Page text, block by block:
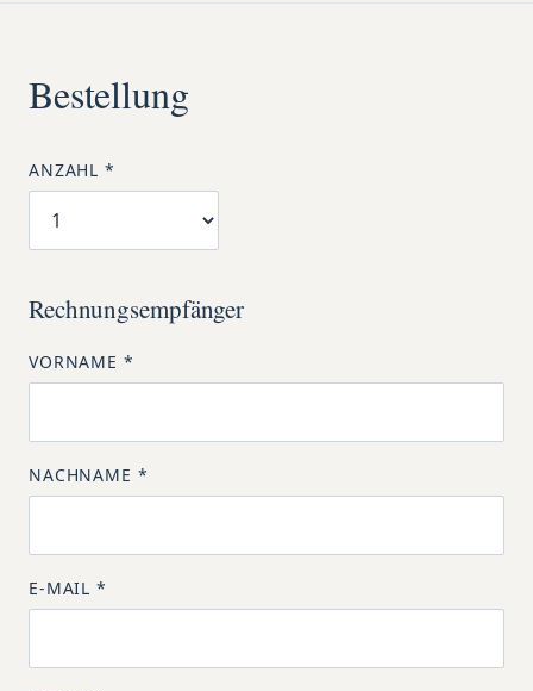
Bestellung
ANZAHL *
Rechnungsempfänger
VORNAME *
NACHNAME *
E-MAIL *